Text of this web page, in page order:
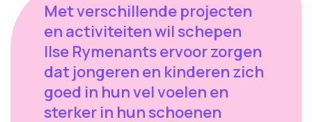
Met verschillende projecten
en activiteiten wil schepen
Ilse Rymenants ervoor zorgen
dat jongeren en kinderen zich
goed in hun vel voelen en
sterker in hun schoenen